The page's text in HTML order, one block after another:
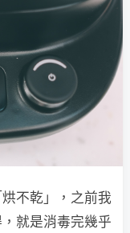
不乾」，之前我
就是消毒完幾乎